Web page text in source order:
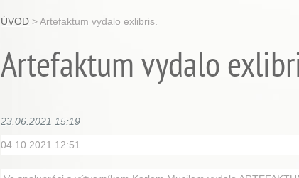
ÚVOD >Artefaktum vydalo exlibris.
Artefaktum vydalo
23.06.2021 15:19
04.10.2021 12:51